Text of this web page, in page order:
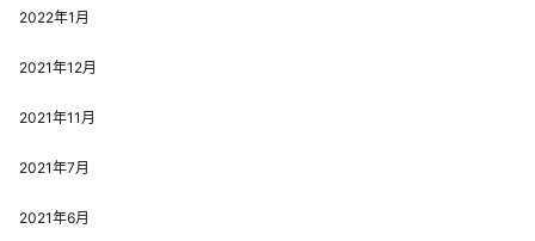
2022年1月
2021年12月
2021年11月
2021年7月
2021年6月